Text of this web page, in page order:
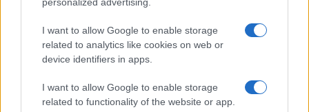
I want to allow Google to enable storage
related to analytics like cookies on web or
device identifiers in apps.
I want to allow Google to enable storage
related to functionality of the website or app.
Naam
Eureka Bridged PAX Gold (Terra $4,205.78